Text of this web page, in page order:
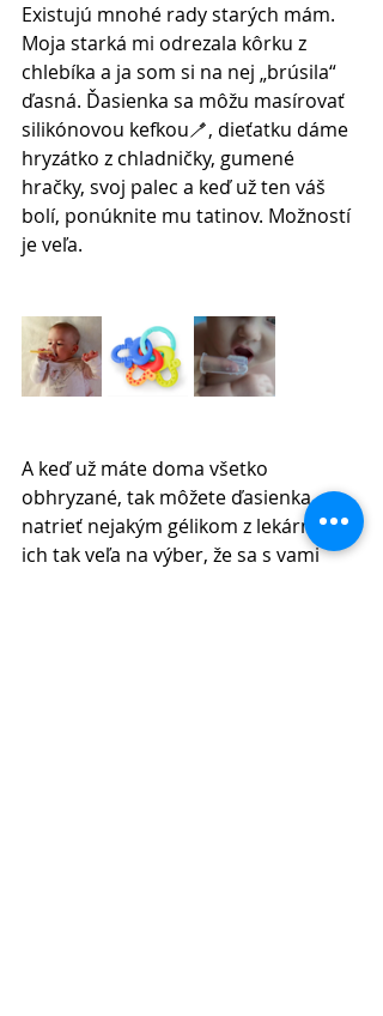
Existujú mnohé rady starých mám.
Moja starká mi odrezala kôrku z
chlebíka a ja som si na nej „brúsila“
ďasná. Ďasienka sa môžu masírovať
silikónovou kefkou🪥, dieťatku dáme
hryzátko z chladničky, gumené
hračky, svoj palec a keď už ten váš
bolí, ponúknite mu tatinov. Možností
je veľa.
A keď už máte doma všetko
obhryzané, tak môžete ďasienka
natrieť nejakým gélikom z lekárne. Je
ich tak veľa na výber, že sa s vami